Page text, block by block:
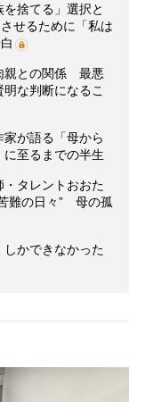
を捨てる」選択と
せるために「私は
親との関係 最悪
な判断になるこ
が語る「母から
至るまでの半生
・タレントおおた
難の日々” 母の孤
かできなかった